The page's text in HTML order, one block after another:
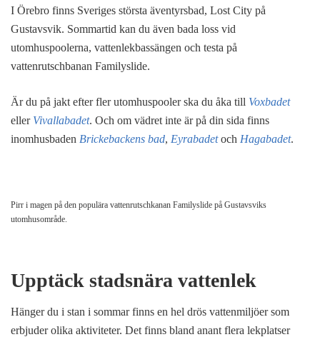
I Örebro finns Sveriges största äventyrsbad, Lost City på
Gustavsvik. Sommartid kan du även bada loss vid
utomhuspoolerna, vattenlekbassängen och testa på
vattenrutschbanan Familyslide.
Är du på jakt efter fler utomhuspooler ska du åka till Voxbadet
eller Vivallabadet. Och om vädret inte är på din sida finns
inomhusbaden Brickebackens bad, Eyrabadetoch Hagabadet.
Pirr i magen på den populära vattenrutschkanan Familyslide på Gustavsviks
utomhusområde.
Upptäck stadsnära vattenlek
Hänger du i stan i sommar finns en hel drös vattenmiljöer som
erbjuder olika aktiviteter. Det finns bland anant flera lekplatser